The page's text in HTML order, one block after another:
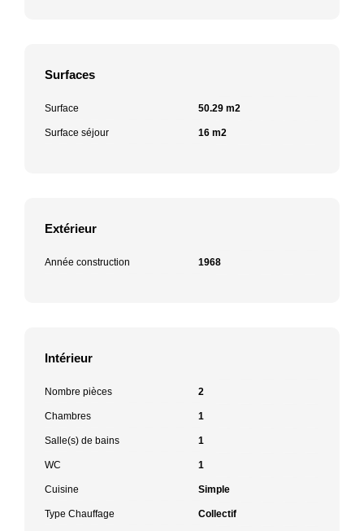
Surfaces
Surface 50.29 m2
Surface séjour 16 m2
Extérieur
Année construction 1968
Intérieur
Nombre pièces 2
Chambres 1
Salle(s) de bains 1
WC 1
Cuisine Simple
Type Chauffage Collectif